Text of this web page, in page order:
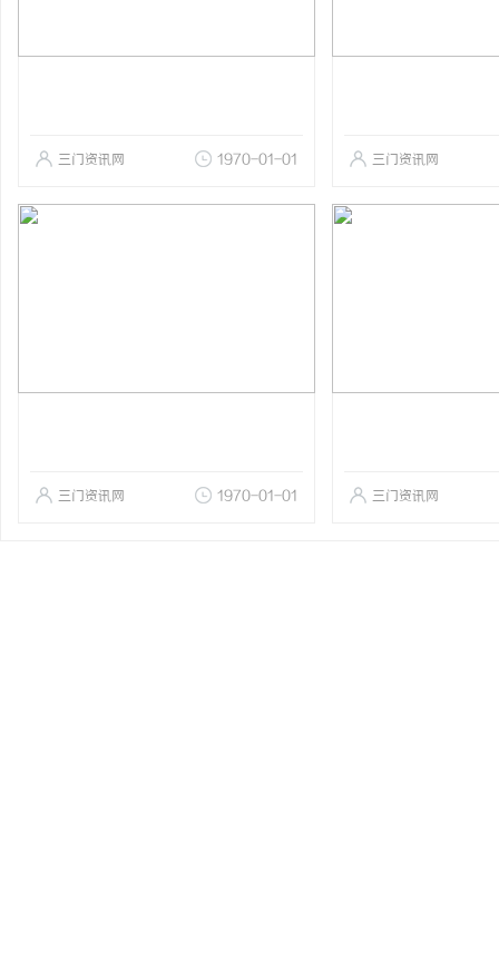
三门资讯网 1970-01-01 三门资讯网
三门资讯网 1970-01-01 三门资讯网